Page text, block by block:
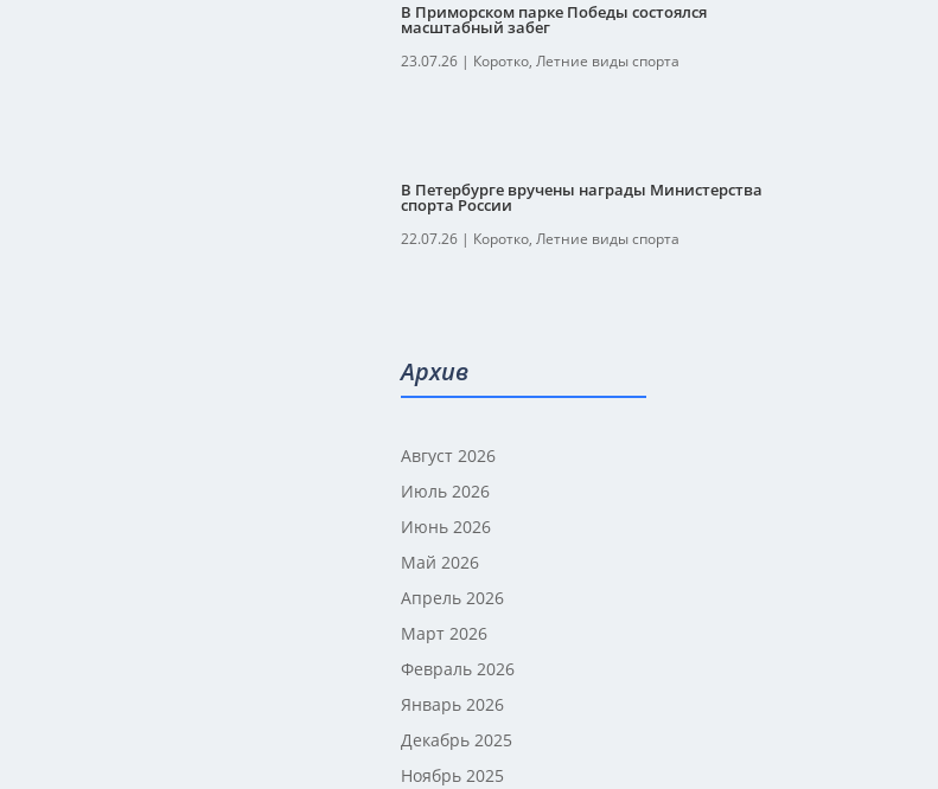
В Приморском парке Победы состоялся
масштабный забег
23.07.26| Коротко, Летние виды спорта
В Петербурге вручены награды Министерства
спорта России
22.07.26| Коротко, Летние виды спорта
Архив
Август 2026
Июль 2026
Июнь 2026
Май 2026
Апрель 2026
Март 2026
Февраль 2026
Январь 2026
Декабрь 2025
Ноябрь 2025